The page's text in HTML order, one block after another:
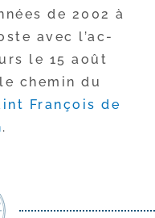
de 2002 à
avec l’ac­
le 15 août
che­min du
François de
.